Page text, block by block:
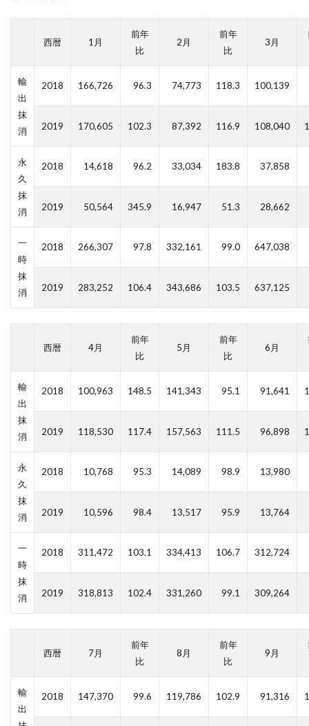
西暦 1月
前年
比
2月
前年
比
3月
輸
出
抹
消
2018 166,726 96.3 74,773 118.3 100,139
2019 170,605 102.3 87,392 116.9 108,040
永
久
抹
消
2018 14,618 96.2 33,034 183.8 37,858
2019 50,564 345.9 16,947 51.3 28,662
一
時
抹
消
2018 266,307 97.8 332,161 99.0 647,038
2019 283,252 106.4 343,686 103.5 637,125
西暦 4月
前年
比
5月
前年
比
6月
輸
出
抹
消
2018 100,963 148.5 141,343 95.1 91,641
2019 118,530 117.4 157,563 111.5 96,898
永
久
抹
消
2018 10,768 95.3 14,089 98.9 13,980
2019 10,596 98.4 13,517 95.9 13,764
一
時
抹
消
2018 311,472 103.1 334,413 106.7 312,724
2019 318,813 102.4 331,260 99.1 309,264
西暦 7月
前年
比
8月
前年
比
9月
輸
出
2018 147,370 99.6 119,786 102.9 91,316